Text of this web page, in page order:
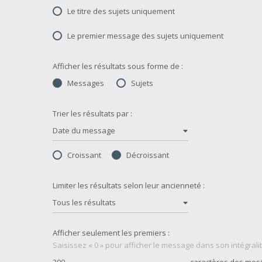
Le titre des sujets uniquement
Le premier message des sujets uniquement
Afficher les résultats sous forme de :
Messages
Sujets
Trier les résultats par :
Date du message
Croissant Décroissant
Limiter les résultats selon leur ancienneté :
Tous les résultats
Afficher seulement les premiers :
Saisissez « 0 » pour afficher le message dans son